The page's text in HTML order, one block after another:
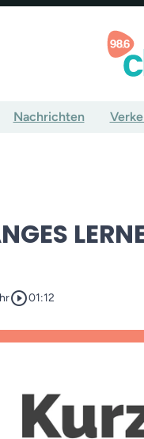
Nachrichten
play_circle_outline01:12